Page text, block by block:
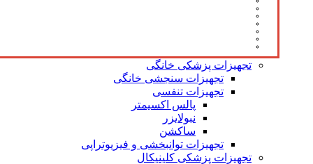
تجهیزات پزشکی خانگی
تجهیزات سنجشی خانگی
تجهیزات تنفسی
پالس اکسیمتر
نبولایزر
ساکشن
تجهیزات توانبخشی و فیزیوتراپی
تجهیزات پزشکی کلینیکال